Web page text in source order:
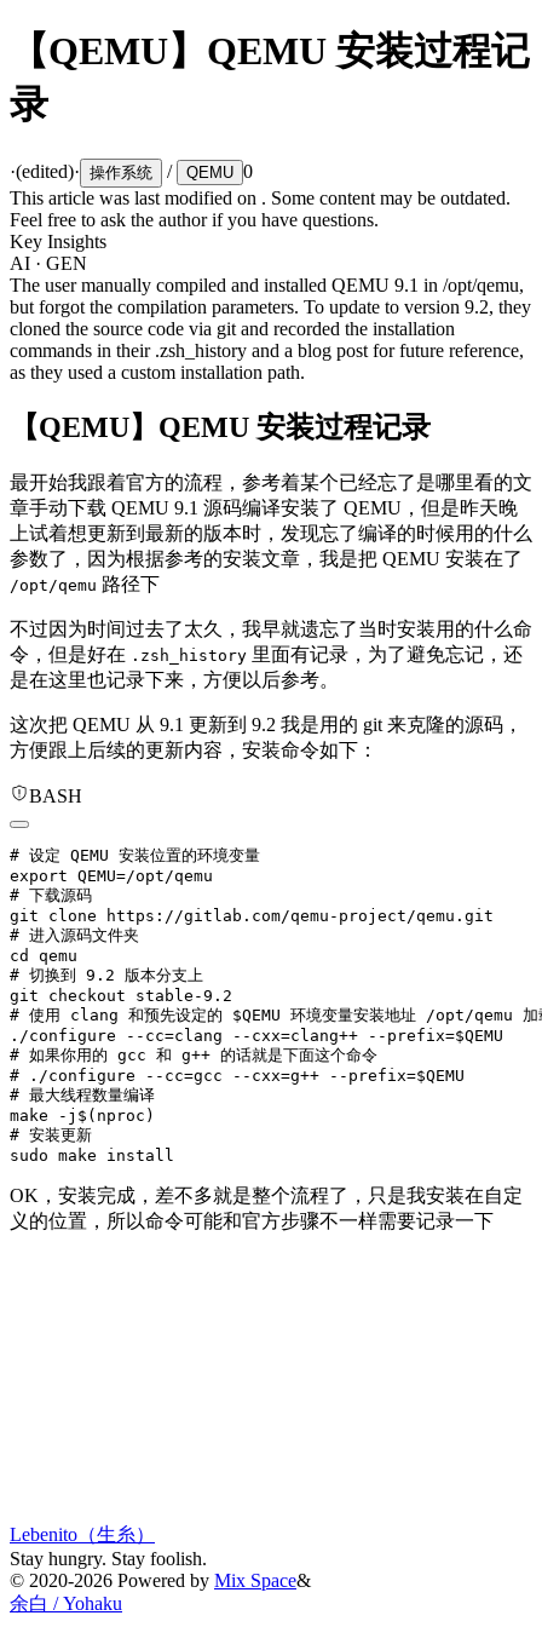
【QEMU】QEMU 安装过程记
录
·(edited)· 操作系统 / QEMU 0
This article was last modified on . Some content may be outdated.
Feel free to ask the author if you have questions.
Key Insights
AI · GEN
The user manually compiled and installed QEMU 9.1 in /opt/qemu,
but forgot the compilation parameters. To update to version 9.2, they
cloned the source code via git and recorded the installation
commands in their .zsh_history and a blog post for future reference,
as they used a custom installation path.
【QEMU】QEMU 安装过程记录
最开始我跟着官方的流程，参考着某个已经忘了是哪里看的文
章手动下载 QEMU 9.1 源码编译安装了 QEMU，但是昨天晚
上试着想更新到最新的版本时，发现忘了编译的时候用的什么
参数了，因为根据参考的安装文章，我是把 QEMU 安装在了
/opt/qemu 路径下
不过因为时间过去了太久，我早就遗忘了当时安装用的什么命
令，但是好在 .zsh_history 里面有记录，为了避免忘记，还
是在这里也记录下来，方便以后参考。
这次把 QEMU 从 9.1 更新到 9.2 我是用的 git 来克隆的源码，
方便跟上后续的更新内容，安装命令如下：
BASH
# 设定 QEMU 安装位置的环境变量
export QEMU=/opt/qemu
# 下载源码
git clone https://gitlab.com/qemu-project/qemu.git
# 进入源码文件夹
cd qemu
# 切换到 9.2 版本分支上
git checkout stable-9.2
# 使用 clang 和预先设定的 $QEMU 环境变量安装地址 /opt/qemu 加
./configure --cc=clang --cxx=clang++ --prefix=$QEMU
# 如果你用的 gcc 和 g++ 的话就是下面这个命令
# ./configure --cc=gcc --cxx=g++ --prefix=$QEMU
# 最大线程数量编译
make -j$(nproc)
# 安装更新
OK，安装完成，差不多就是整个流程了，只是我安装在自定
义的位置，所以命令可能和官方步骤不一样需要记录一下
Lebenito（生糸）
Stay hungry. Stay foolish.
© 2020-2026 Powered by Mix Space&
余白 / Yohaku